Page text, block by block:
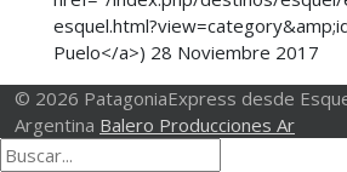
Puelo</a>) 28 Noviembre 2017
© 2026 PatagoniaExpress desde
Argentina Balero Producciones Ar